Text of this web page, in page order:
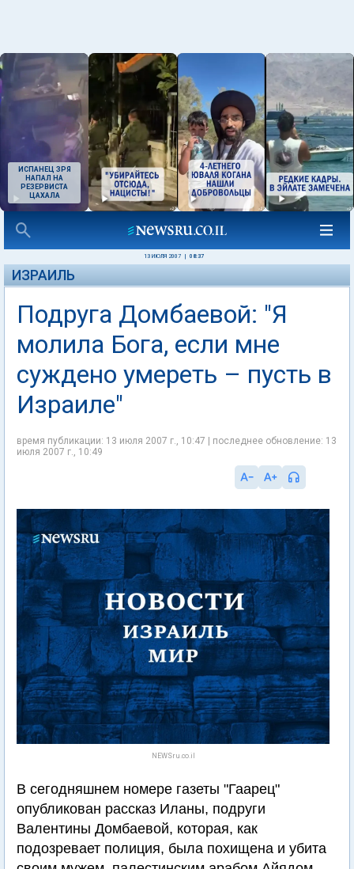
ИСПАНЕЦ ЗРЯ
НАПАЛ НА
РЕЗЕРВИСТА
ЦАХАЛА
13 ИЮЛЯ 2007 08:37
ИЗРАИЛЬ
Подруга Домбаевой: "Я
молила Бога, если мне
суждено умереть – пусть в
Израиле"
время публикации: 13 июля 2007 г., 10:47 | последнее обновление: 13
июля 2007 г., 10:49
NEWSru.co.il
В сегодняшнем номере газеты "Гаарец"
опубликован рассказ Иланы, подруги
Валентины Домбаевой, которая, как
подозревает полиция, была похищена и убита